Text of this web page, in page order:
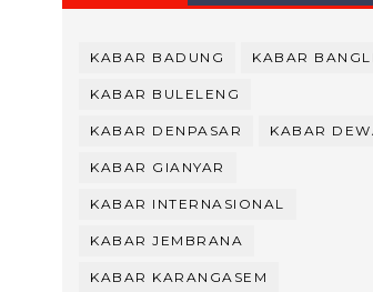
KABAR BADUNG KABAR BANGLI
KABAR BULELENG
KABAR DENPASAR KABAR
KABAR GIANYAR
KABAR INTERNASIONAL
KABAR JEMBRANA
KABAR KARANGASEM